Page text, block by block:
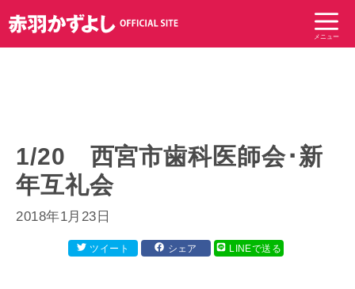
ン
テ
メニュー
1/20 西宮市歯科医師会･新
年互礼会
2018年1月23日
ツイート シェア LINEで送る